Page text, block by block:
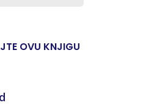
OVU KNJIGU